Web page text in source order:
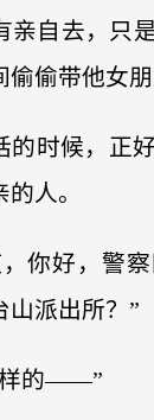
亲自去，只
偷带他女朋
的时候，正
人。
你好，警
山派出所？”
样的——”